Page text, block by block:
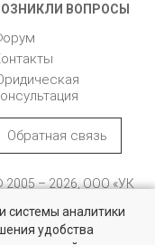
ВОПРОСЫ
Обратная связь
2005 – 2026, ООО «УК
Санкт-
Петербург, пр. Юрия
системы аналитики
удобства